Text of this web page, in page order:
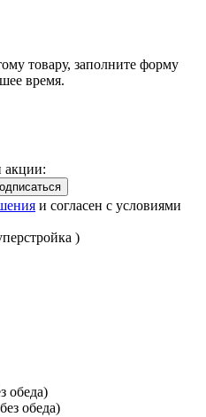
товару, заполните форму
время.
акции:
и согласен с условиями
)
обеда)
обеда)